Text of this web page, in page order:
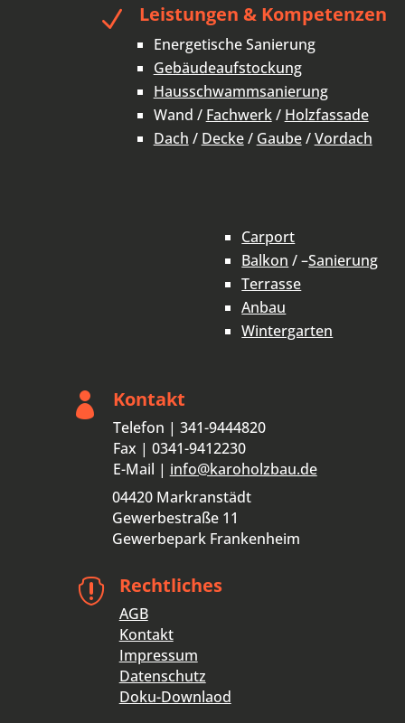
N Leistungen & Kompetenzen
Energetische Sanierung
Gebäudeaufstockung
Hausschwammsanierung
Wand / Fachwerk/ Holzfassade
Dach / Decke/ Gaube/Vordach
Carport
Balkon / –Sanierung
Terrasse
Anbau
Wintergarten
 Kontakt
Telefon | 341-9444820
Fax | 0341-9412230
E-Mail | info@karoholzbau.de
04420 Markranstädt
Gewerbestraße 11
Gewerbepark Frankenheim
 Rechtliches
AGB
Kontakt
Impressum
Datenschutz
Doku-Downlaod